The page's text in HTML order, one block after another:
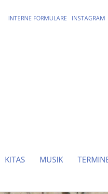
INTERNE FORMULARE INSTAGRAM
KITAS MUSIK